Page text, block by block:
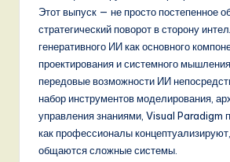
T
Этот выпуск — не просто постепенное
стратегический поворот в сторону
генеративного ИИ как основного
проектирования и системного
передовые возможности ИИ
набор инструментов моделирования,
управления знаниями, Visual Paradigm
как профессионалы
общаются сложные системы.